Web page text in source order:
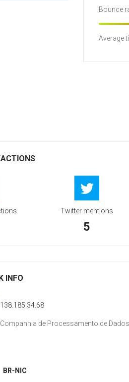
Bounce
Average
Twitter mentions
5
INFO
138.185.34.68
Companhia de Processamento de
BR-NIC